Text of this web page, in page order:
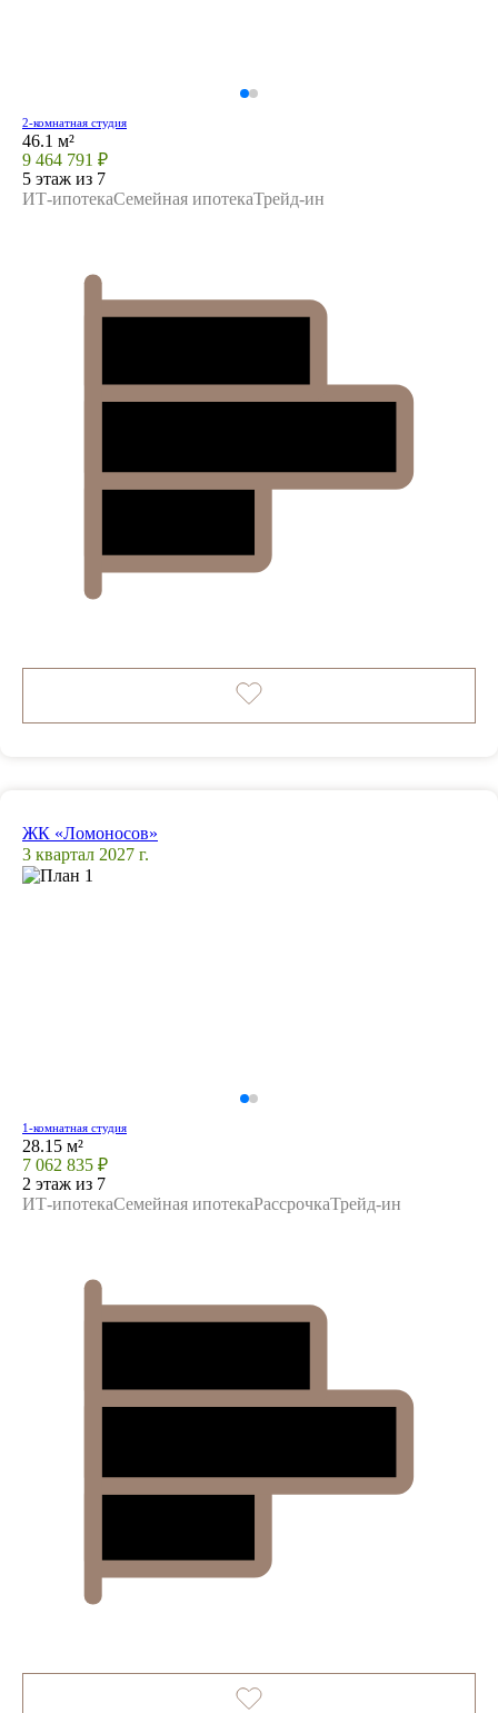
2-комнатная студия
46.1 м²
9 464 791 ₽
5 этаж из 7
ИТ-ипотекаСемейная ипотекаТрейд-ин
ЖК «Ломоносов»
3 квартал 2027 г.
1-комнатная студия
28.15 м²
7 062 835 ₽
2 этаж из 7
ИТ-ипотекаСемейная ипотекаРассрочкаТрейд-ин